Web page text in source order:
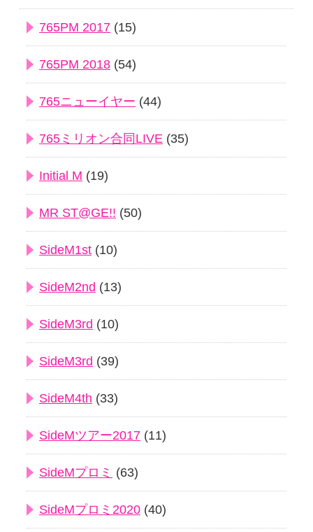
765PM 2017 (15)
765PM 2018 (54)
765ニューイヤー (44)
765ミリオン合同LIVE (35)
Initial M (19)
MR ST@GE!! (50)
SideM1st (10)
SideM2nd (13)
SideM3rd (10)
SideM3rd (39)
SideM4th (33)
SideMツアー2017 (11)
SideMプロミ (63)
SideMプロミ2020 (40)